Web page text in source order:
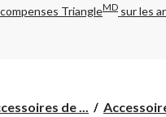
TriangleMD sur les
de ...